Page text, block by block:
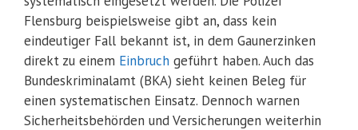
Flensburg beispielsweise gibt an, dass kein
eindeutiger Fall bekannt ist, in dem Gaunerzinken
direkt zu einem Einbruch geführt haben. Auch das
Bundeskriminalamt (BKA) sieht keinen Beleg für
einen systematischen Einsatz. Dennoch warnen
Sicherheitsbehörden und Versicherungen weiterhin